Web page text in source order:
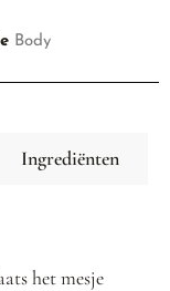
Body
Ingrediënten
het mesje